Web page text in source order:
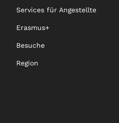
Services für Angestellte
Erasmus+
Besuche
Region